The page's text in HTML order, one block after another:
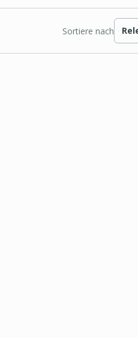
Sortiere nach